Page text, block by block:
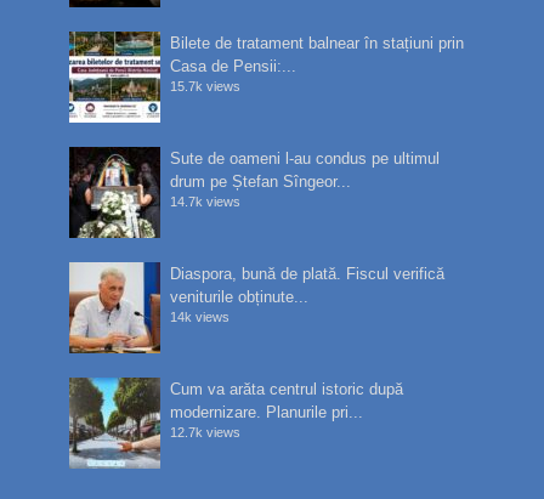
Bilete de tratament balnear în stațiuni prin
Casa de Pensii:...
15.7k views
Sute de oameni l-au condus pe ultimul
drum pe Ștefan Sîngeor...
14.7k views
Diaspora, bună de plată. Fiscul verifică
veniturile obținute...
14k views
Cum va arăta centrul istoric după
modernizare. Planurile pri...
12.7k views